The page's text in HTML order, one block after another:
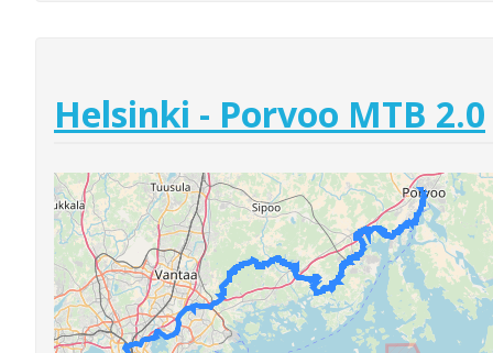
Helsinki - Porvoo MTB 2.0